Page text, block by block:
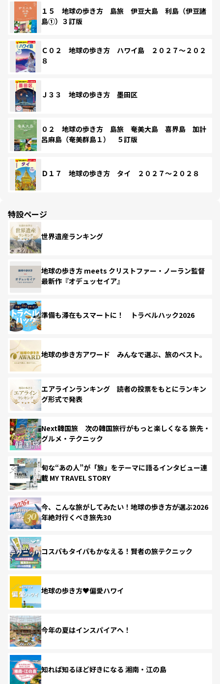
１５ 地球の歩き方 島旅 伊豆大島 利島（伊豆諸
島①）３訂版
Ｃ０２ 地球の歩き方 ハワイ島 ２０２７～２０２
８
Ｊ３３ 地球の歩き方 墨田区
０２ 地球の歩き方 島旅 奄美大島 喜界島 加計
呂麻島（奄美群島１） ５訂版
Ｄ１７ 地球の歩き方 タイ ２０２７～２０２８
特設ページ
世界遺産ランキング
地球の歩き方 meets クリストファー・ノーラン監督
最新作『オデュッセイア』
準備も滞在もスマートに！ トラベルハック2026
地球の歩き方アワード みんなで選ぶ、旅のベスト。
エアラインランキング 読者の投票をもとにランキン
グ形式で発表
Next韓国旅 次の韓国旅行がもっと楽しくなる 旅先・
グルメ・テクニック
旬な“あの人”が「旅」をテーマに語るインタビュー連
載 MY TRAVEL STORY
今、こんな旅がしてみたい！地球の歩き方が選ぶ2026
年絶対行くべき旅先30
コスパもタイパもかなえる！賢者の旅テクニック
地球の歩き方♥偏愛ハワイ
今年の夏はインスパイアへ！
知れば知るほど好きになる 湘南・江の島